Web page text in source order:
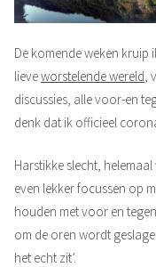
De komende weken kruip
lieveworstelende wereld,
discussies, alle voor-en
denk dat ik officieel
Harstikke slecht,
even lekker focussen op
houden met voor en
om de oren wordt
het echt zit’.